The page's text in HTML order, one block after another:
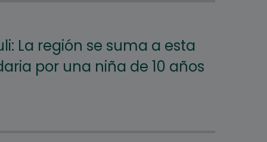
La región se suma a esta
por una niña de 10 años